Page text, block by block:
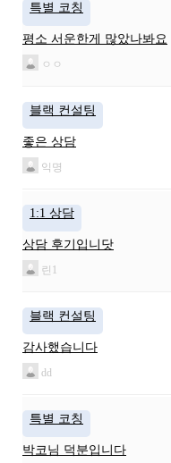
특별 코칭
평소 서운한게 많았나봐요
ㅇㅇ
블랙 컨설팅
좋은 상담
익명
1:1 상담
상담 후기입니닷
린1
블랙 컨설팅
감사했습니다
dd
특별 코칭
박코님 덕분입니다